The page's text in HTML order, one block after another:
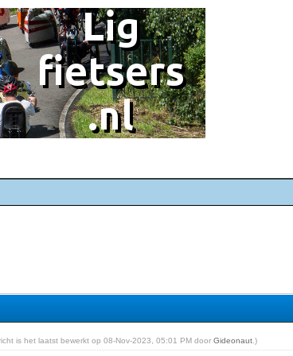
is het laatst bewerkt op 08-Nov-2023, 05:01 PM doorGideonaut .)